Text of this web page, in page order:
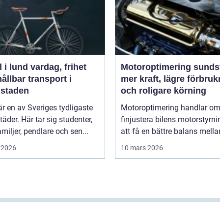
frihet
transport i
en av Sveriges tydligaste
Här tar sig studenter,
pendlare och sen...
Motoroptimering
mer kraft, lägre
och roligare körning
Motoroptimering handlar
finjustera bilens
att få en bättre balans
10 mars 2026